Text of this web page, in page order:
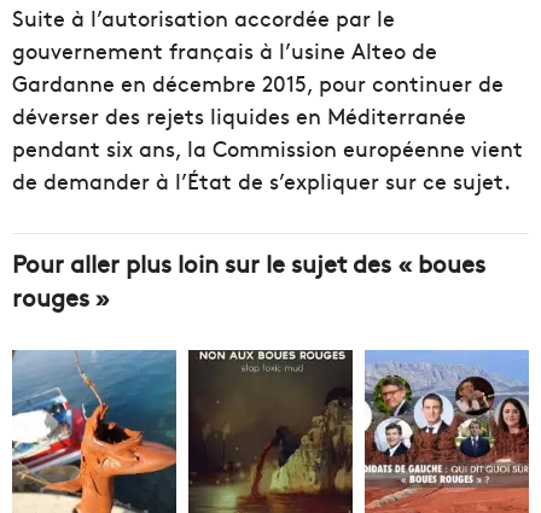
Suite à l’autorisation accordée par le
gouvernement français à l’usine Alteo de
Gardanne en décembre 2015, pour continuer de
déverser des rejets liquides en Méditerranée
pendant six ans, la Commission européenne vient
de demander à l’État de s’expliquer sur ce sujet.
Pour aller plus loin sur le sujet des « boues
rouges »